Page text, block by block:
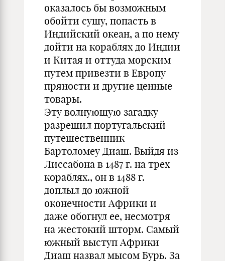
оказалось бы возможным
обойти сушу, попасть в
Индийский океан, а по нему
дойти на кораблях до Индии
и Китая и оттуда морским
путем привезти в Европу
пряности и другие ценные
товары.
Эту волнующую загадку
разрешил португальский
путешественник
Бартоломеу Диаш. Выйдя из
Лиссабона в 1487 г. на трех
кораблях., он в 1488 г.
доплыл до южной
оконечности Африки и
даже обогнул ее, несмотря
на жестокий шторм. Самый
южный выступ Африки
Диаш назвал мысом Бурь. За